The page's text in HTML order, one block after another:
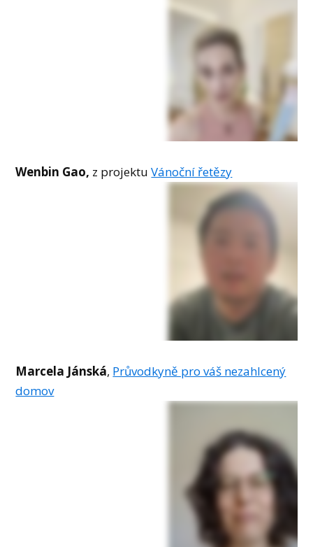
Wenbin Gao, z projektuVánoční řetězy
Marcela Jánská, Průvodkyně pro váš nezahlcený
domov